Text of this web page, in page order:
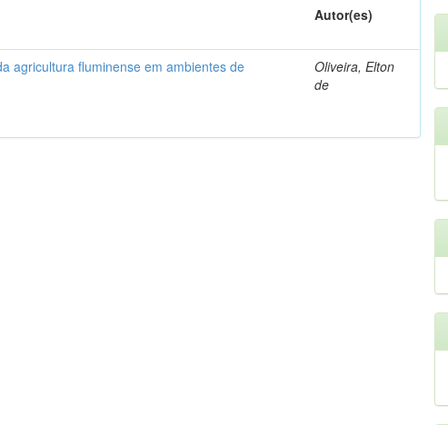
Autor(es)
agricultura fluminense em ambientes de
Oliveira, Elton
de